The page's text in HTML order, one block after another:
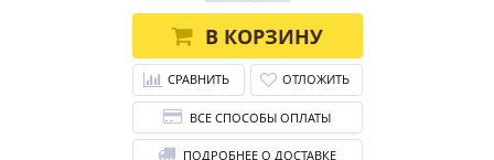
В КОРЗИНУ
СРАВНИТЬ ОТЛОЖИТЬ
ВСЕ СПОСОБЫ ОПЛАТЫ
ПОДРОБНЕЕ О ДОСТАВКЕ